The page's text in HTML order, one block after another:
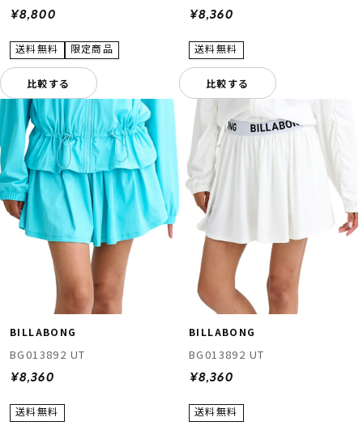
¥8,800
比較する
¥8,360
比較する
BILLABONG
BG013892 UT
¥8,360
BILLABONG
BG013892 UT
¥8,360